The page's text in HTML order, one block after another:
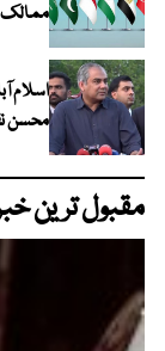
ممالک
اسلام
محسن
مقبول ترین